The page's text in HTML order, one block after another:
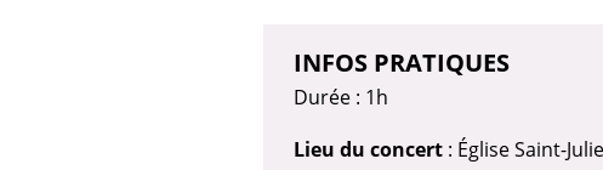
INFOS PRATIQUES
Durée : 1h
Lieu du concert: Église Saint-